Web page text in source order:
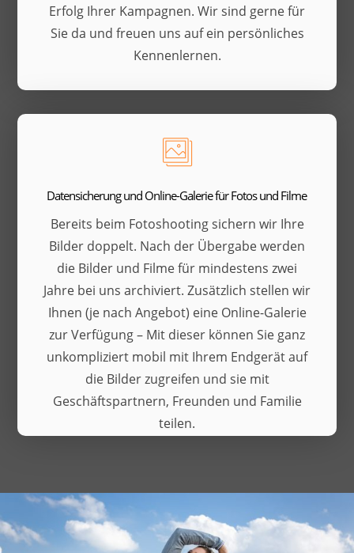
Erfolg Ihrer Kampagnen. Wir sind gerne für
Sie da und freuen uns auf ein persönliches
Kennenlernen.
Datensicherung und Online-Galerie für Fotos und Filme
Bereits beim Fotoshooting sichern wir Ihre
Bilder doppelt. Nach der Übergabe werden
die Bilder und Filme für mindestens zwei
Jahre bei uns archiviert. Zusätzlich stellen wir
Ihnen (je nach Angebot) eine Online-Galerie
zur Verfügung – Mit dieser können Sie ganz
unkompliziert mobil mit Ihrem Endgerät auf
die Bilder zugreifen und sie mit
Geschäftspartnern, Freunden und Familie
teilen.